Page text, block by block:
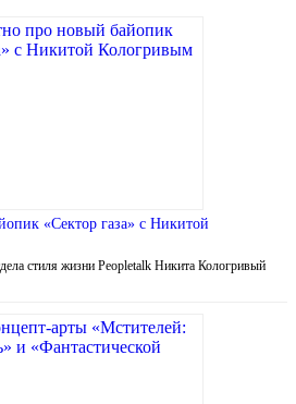
«Сектор газа» с Никитой
стиля жизни Peopletalk Никита Кологривый